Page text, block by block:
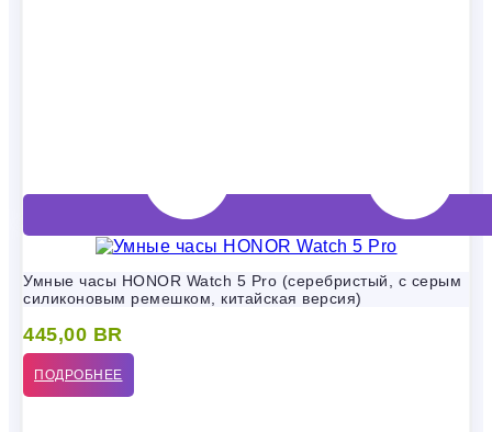
Умные часы HONOR Watch 5 Pro (серебристый, с серым
силиконовым ремешком, китайская версия)
445,00 BR
ПОДРОБНЕЕ